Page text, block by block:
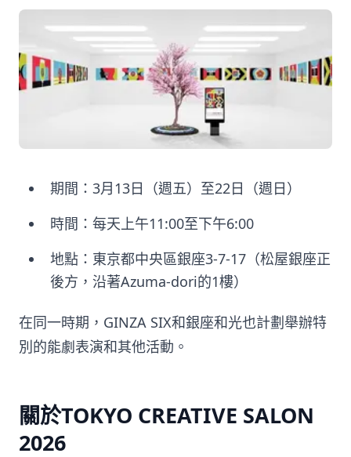
期間：3月13日（週五）至22日（週日）
時間：每天上午11:00至下午6:00
地點：東京都中央區銀座3-7-17（松屋銀座正
後方，沿著Azuma-dori的1樓）
在同一時期，GINZA SIX和銀座和光也計劃舉辦特
別的能劇表演和其他活動。
關於TOKYO CREATIVE SALON
2026